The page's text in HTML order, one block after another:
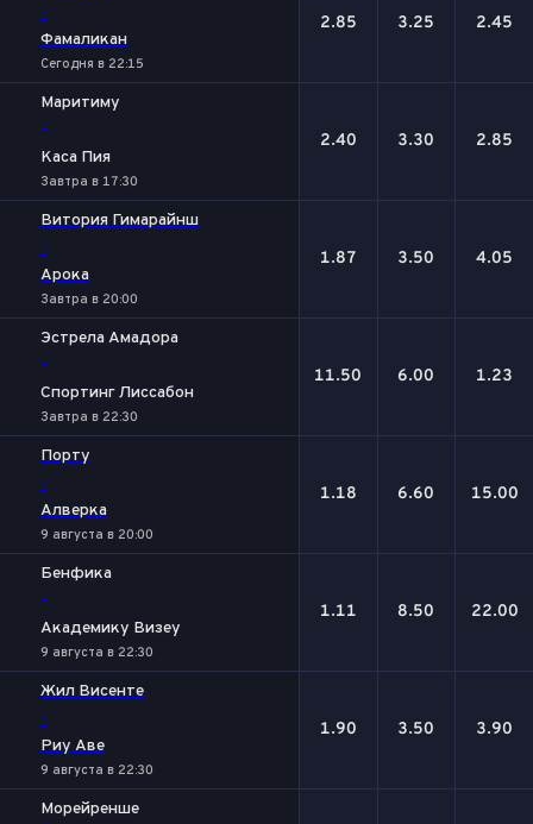
-
Фамаликан
Сегодня в 22:15
2.85 3.25 2.45
Маритиму
-
Каса Пия
Завтра в 17:30
2.40 3.30 2.85
Витория Гимарайнш
-
Арока
Завтра в 20:00
1.87 3.50 4.05
Эстрела Амадора
-
Спортинг Лиссабон
Завтра в 22:30
11.50 6.00 1.23
Порту
-
Алверка
9 августа в 20:00
1.18 6.60 15.00
Бенфика
-
Академику Визеу
9 августа в 22:30
1.11 8.50 22.00
Жил Висенте
-
Риу Аве
9 августа в 22:30
1.90 3.50 3.90
Морейренше